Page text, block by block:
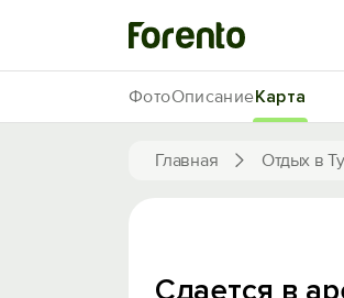
Главная Отдых в
ФотоОписаниеКарта
Сдается в